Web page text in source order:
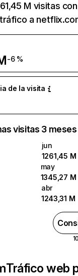
M visitas
a
-6 %
de la visita
visitas 3 meses
jun
1261,45 M
may
1345,27 M
abr
1243,31 M
Tráfico web